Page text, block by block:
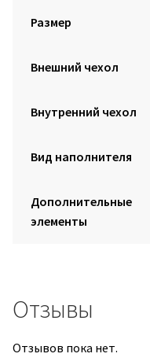
Размер
Внешний чехол
Внутренний чехол
Вид наполнителя
Дополнительные
элементы
Отзывы
Отзывов пока нет.